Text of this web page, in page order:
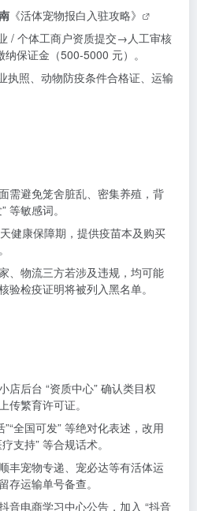
《活体宠物报白入驻攻略》
/ 个体工商户资质提交→人工审核
纳保证金（500-5000 元）。
执照、动物防疫条件合格证、运输
需避免笼舍脏乱、密集养殖，背
等敏感词。
健康保障期，提供疫苗本及购买
、物流三方若涉及违规，均可能
验检疫证明将被列入黑名单。
店后台 “资质中心” 确认类目权
传繁育许可证。
”“全国可发” 等绝对化表述，改用
支持” 等合规话术。
丰宠物专递、宠必达等有活体运
存运输单号备查。
音电商学习中心公告，加入 “抖音